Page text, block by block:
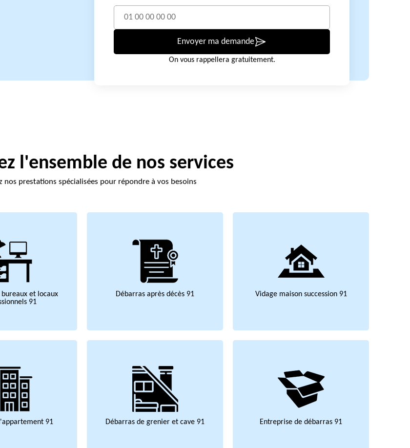
Envoyer ma demande
On vous rappellera gratuitement.
l'ensemble de nos services
nos prestations spécialisées pour répondre à vos besoins
bureaux et locaux
91
Débarras après décès 91 Vidage maison succession 91
91 Débarras de grenier et cave 91 Entreprise de débarras 91